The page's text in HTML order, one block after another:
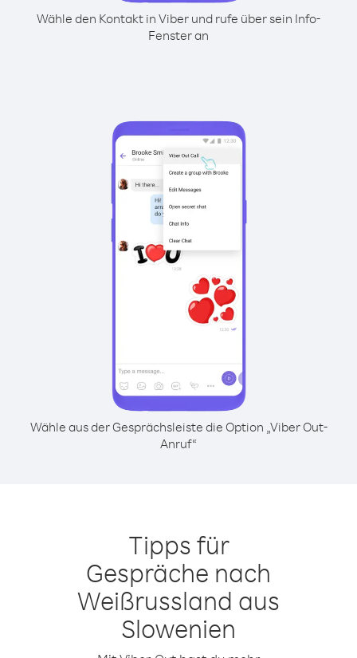
Wähle den Kontakt in Viber und rufe über sein Info-
Fenster an
Wähle aus der Gesprächsleiste die Option „Viber Out-
Anruf“
Tipps für
Gespräche nach
Weißrussland aus
Slowenien